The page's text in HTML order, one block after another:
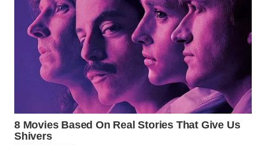
WN
SUKABUMI
WN
PURWAKARTA
WN
PRIANGAN
TIMUR